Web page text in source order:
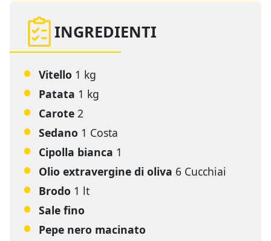
INGREDIENTI
Vitello 1 kg
Patata 1 kg
Carote 2
Sedano 1 Costa
Cipolla bianca 1
Olio extravergine di oliva 6 Cucchiai
Brodo 1 lt
Sale fino
Pepe nero macinato